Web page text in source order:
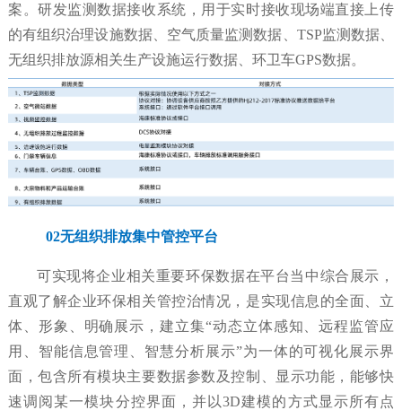
案。研发监测数据接收系统，用于实时接收现场端直接上传
的有组织治理设施数据、空气质量监测数据、TSP监测数据、
无组织排放源相关生产设施运行数据、环卫车GPS数据。
02无组织排放集中管控平台
可实现将企业相关重要环保数据在平台当中综合展示，
直观了解企业环保相关管控治情况，是实现信息的全面、立
体、形象、明确展示，建立集“动态立体感知、远程监管应
用、智能信息管理、智慧分析展示”为一体的可视化展示界
面，包含所有模块主要数据参数及控制、显示功能，能够快
速调阅某一模块分控界面，并以3D建模的方式显示所有点